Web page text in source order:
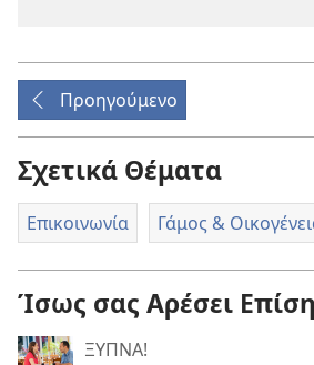
Προηγούμενο
Σχετικά Θέματα
Επικοινωνία Γάμος &
Ίσως σας Αρέσει
ΞΥΠΝΑ!